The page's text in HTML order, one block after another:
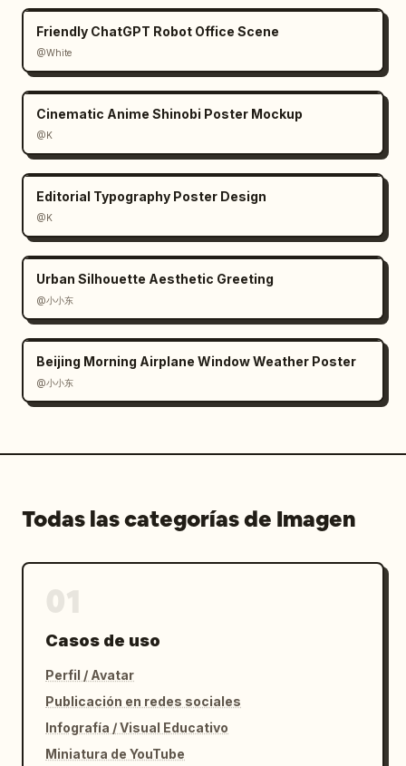
Friendly ChatGPT Robot Office Scene
@White
Cinematic Anime Shinobi Poster Mockup
@K
Editorial Typography Poster Design
@K
Urban Silhouette Aesthetic Greeting
@小小东
Beijing Morning Airplane Window Weather Poster
@小小东
Todas las categorías de Imagen
Casos de uso
Perfil / Avatar
Publicación en redes sociales
Infografía / Visual Educativo
Miniatura de YouTube